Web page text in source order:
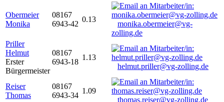
Obermeier
Monika
08167
6943-42
0.13
monika.obermeier@vg-
zolling.de
Priller
Helmut
Erster
Bürgermeister
08167
6943-18
1.13
helmut.priller@vg-zolling.de
Reiser
Thomas
08167
6943-34
1.09
thomas.reiser@vg-zolling.de